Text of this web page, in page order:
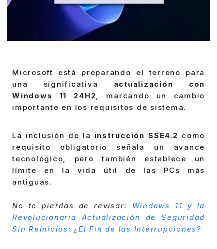
Microsoft está preparando el terreno para
una significativa
actualización con
Windows 11 24H2, marcando un cambio
importante en los requisitos de sistema.
La inclusión de la instrucción SSE4.2 como
requisito obligatorio señala un avance
tecnológico, pero también establece un
límite en la vida útil de las PCs más
antiguas.
No te pierdas de revisar: Windows 11 y la
Revolucionaria Actualización de Seguridad
Sin Reinicios: ¿El Fin de las Interrupciones?